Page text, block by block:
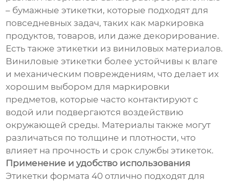
– бумажные этикетки, которые подходят для
повседневных задач, таких как маркировка
продуктов, товаров, или даже декорирование.
Есть также этикетки из виниловых материалов.
Виниловые этикетки более устойчивы к влаге
и механическим повреждениям, что делает их
хорошим выбором для маркировки
предметов, которые часто контактируют с
водой или подвергаются воздействию
окружающей среды. Материалы также могут
различаться по толщине и плотности, что
влияет на прочность и срок службы этикеток.
Применение и удобство использования
Этикетки формата 40 отлично подходят для